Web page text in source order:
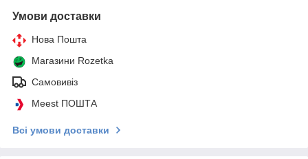
Умови доставки
Нова Пошта
Магазини Rozetka
Самовивіз
Meest ПОШТА
Всі умови доставки